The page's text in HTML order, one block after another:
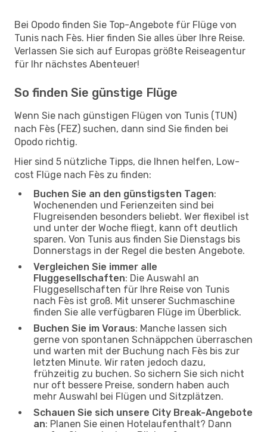
Bei Opodo finden Sie Top-Angebote für Flüge von
Tunis nach Fès. Hier finden Sie alles über Ihre Reise.
Verlassen Sie sich auf Europas größte Reiseagentur
für Ihr nächstes Abenteuer!
So finden Sie günstige Flüge
Wenn Sie nach günstigen Flügen von Tunis (TUN)
nach Fès (FEZ) suchen, dann sind Sie finden bei
Opodo richtig.
Hier sind 5 nützliche Tipps, die Ihnen helfen, Low-
cost Flüge nach Fès zu finden:
Buchen Sie an den günstigsten Tagen:
Wochenenden und Ferienzeiten sind bei
Flugreisenden besonders beliebt. Wer flexibel ist
und unter der Woche fliegt, kann oft deutlich
sparen. Von Tunis aus finden Sie Dienstags bis
Donnerstags in der Regel die besten Angebote.
Vergleichen Sie immer alle
Fluggesellschaften: Die Auswahl an
Fluggesellschaften für Ihre Reise von Tunis
nach Fès ist groß. Mit unserer Suchmaschine
finden Sie alle verfügbaren Flüge im Überblick.
Buchen Sie im Voraus: Manche lassen sich
gerne von spontanen Schnäppchen überraschen
und warten mit der Buchung nach Fès bis zur
letzten Minute. Wir raten jedoch dazu,
frühzeitig zu buchen. So sichern Sie sich nicht
nur oft bessere Preise, sondern haben auch
mehr Auswahl bei Flügen und Sitzplätzen.
Schauen Sie sich unsere City Break-Angebote
an: Planen Sie einen Hotelaufenthalt? Dann